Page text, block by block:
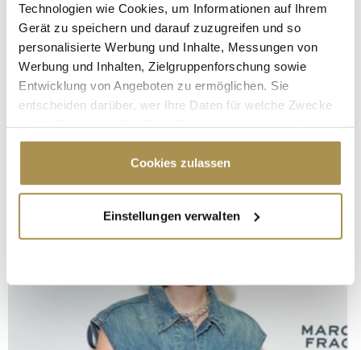
Technologien wie Cookies, um Informationen auf Ihrem
Gerät zu speichern und darauf zuzugreifen und so
personalisierte Werbung und Inhalte, Messungen von
Werbung und Inhalten, Zielgruppenforschung sowie
Entwicklung von Angeboten zu ermöglichen. Sie
entscheiden darüber, wer Ihre Daten für welche Zwecke
Cookie-Erklärung oder durch Klicken auf das Privacy
Trigger Symbol ändern oder widerrufen
Informationen über Ihre geografische Lage
erfassen, welche bis auf einige Meter genau sein
bestimmten Merkmalen (Fingerprinting) identifizieren
Erfahren Sie mehr darüber, wie Ihre persönlichen Daten
verarbeitet werden, und legen Sie Ihre Präferenzen im
Cookies zulassen
Einstellungen verwalten